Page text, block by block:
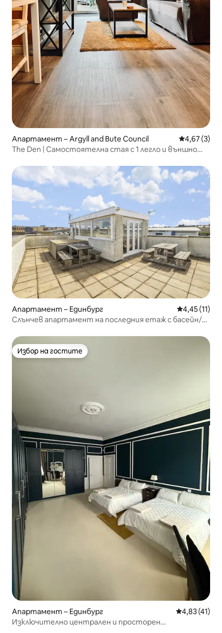
Апартамент – Argyll and Bute Council Средна
4,67 (3)
The Den | Самостоятелна стая с 1 легло и външно
Апартамент – Единбург Средна
4,45 (11)
Слънчев апартамент на последния етаж с басейн/
Избор на гостите
Избор на гостите
Апартамент – Единбург Средна
4,83 (41)
Изключително централен и просторен